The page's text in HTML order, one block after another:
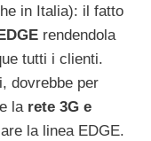
in Italia): il fatto
rendendola
tutti i clienti.
dovrebbe per
la rete 3G e
la linea EDGE.